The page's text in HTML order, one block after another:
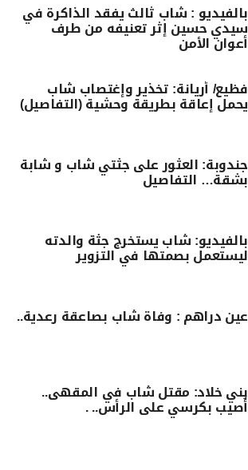
بالفيديو : شاب ثالث يفقد الذاكرة في
سيدي حسين إثر تعنيفه من طرف
أعوان الأمن
فظيع/ أريانة: تخذير وإغتصاب شاب
يحمل إعاقة بطريقة وحشية (التفاصيل)
جندوبة: العثور على جثتي شاب و شابة
بشقة… التفاصيل
بالفيديو: شاب يستخرج جثّة والدته
ليستعمل بصمتها في التزوير
عين دراهم : وفاة شاب بصاعقة رعدية..
بني خلاد: مقتل شاب في المقهى..
أُصيب بكرسي على الرأس.. .